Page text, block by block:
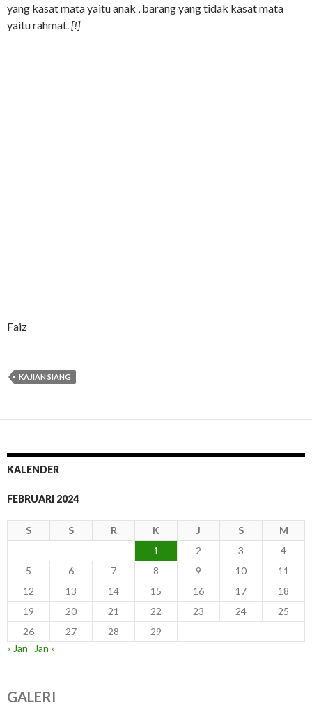
yang kasat mata yaitu anak , barang yang tidak kasat mata
yaitu rahmat.[!]
Faiz
KAJIAN SIANG
KALENDER
FEBRUARI 2024
S S R K J S
M
1
2 3
4
5
6 7 8 9 10
11
12
13 14 15 16 17
18
19
20 21 22 23 24
25
26
27 28
29
« Jan
Jan »
GALERI